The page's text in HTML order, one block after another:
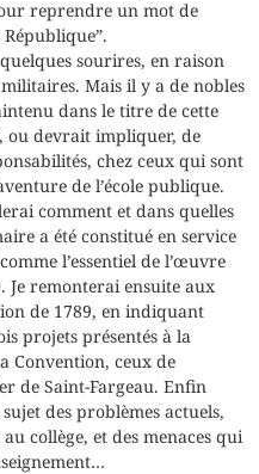
reprendre un mot de
sourires, en raison
Mais il y a de nobles
dans le titre de cette
ou devrait impliquer, de
chez ceux qui sont
de l’école publique.
comment et dans quelles
a été constitué en service
l’essentiel de l’œuvre
Je remonterai ensuite aux
de 1789, en indiquant
projets présentés à la
Convention, ceux de
de Saint-Fargeau. Enfin
des problèmes actuels,
collège, et des menaces qui